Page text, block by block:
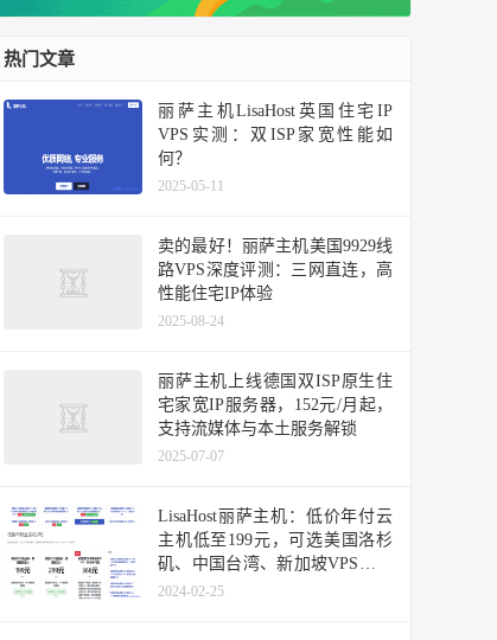
热门文章
丽萨主机LisaHost英国住宅IP
VPS实测：双ISP家宽性能如
何？
2025-05-11
卖的最好！丽萨主机美国9929线
路VPS深度评测：三网直连，高
性能住宅IP体验
2025-08-24
丽萨主机上线德国双ISP原生住
宅家宽IP服务器，152元/月起，
支持流媒体与本土服务解锁
2025-07-07
LisaHost丽萨主机：低价年付云
主机低至199元，可选美国洛杉
矶、中国台湾、新加坡VPS，支
持48小时内无条件退款
2024-02-25